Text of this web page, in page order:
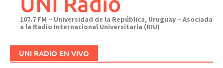
107.7 FM – Universidad de la República, Uruguay – Asociada
a la Radio Internacional Universitaria (RIU)
UNI RADIO EN VIVO